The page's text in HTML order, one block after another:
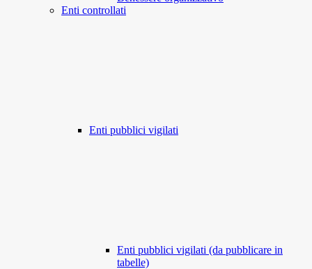
Enti controllati
Enti pubblici vigilati
Enti pubblici vigilati (da pubblicare in
tabelle)